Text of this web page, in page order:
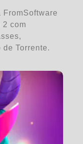
2 com
Torrente.